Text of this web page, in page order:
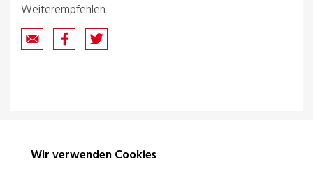
Weiterempfehlen
Wir verwenden Cookies